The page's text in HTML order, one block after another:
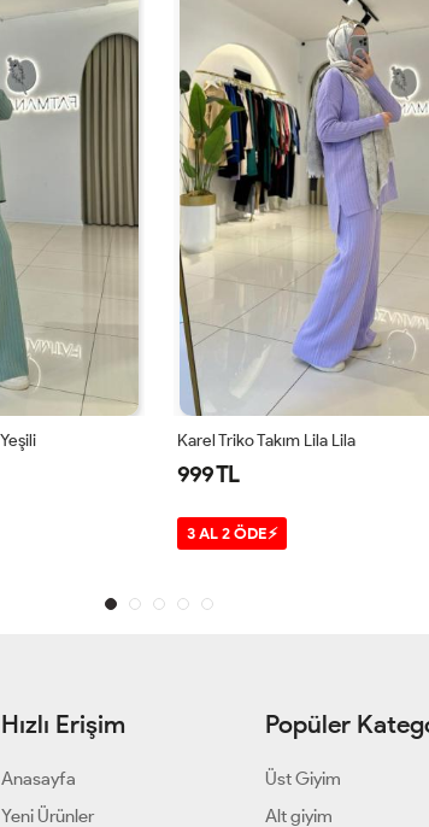
İnci Gömlek Pembe Pembe
999 TL
3 AL 2 ÖDE⚡
Hızlı Erişim
Anasayfa
Yeni Ürünler
Popüler
Üst Giyim
Alt giyim